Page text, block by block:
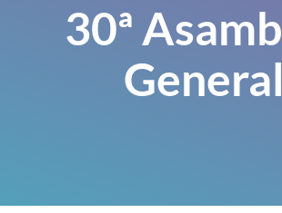
30ª
General